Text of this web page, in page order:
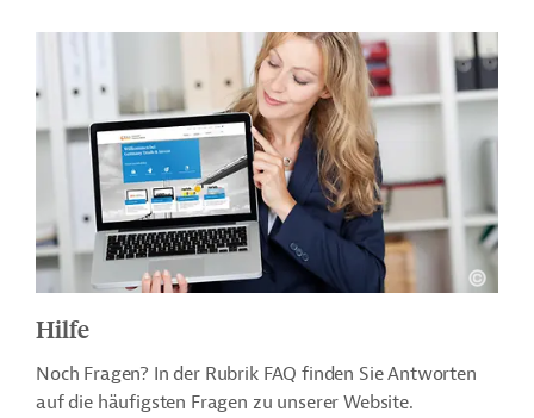
Hilfe
Noch Fragen? In der Rubrik FAQ finden Sie Antworten
auf die häufigsten Fragen zu unserer Website.